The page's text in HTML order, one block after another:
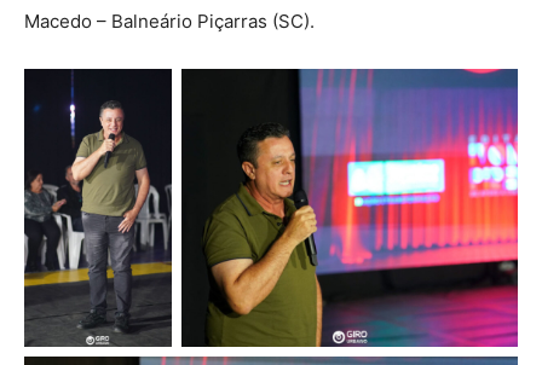
Macedo – Balneário Piçarras (SC).